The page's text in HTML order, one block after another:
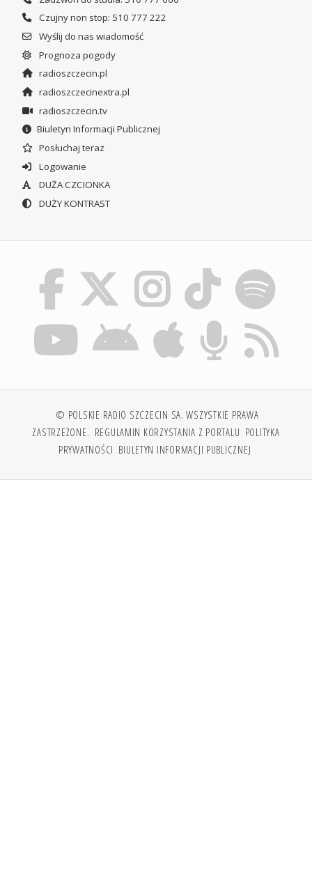
Czujny non stop: 510 777 222
Wyślij do nas wiadomość
Prognoza pogody
radioszczecin.pl
radioszczecinextra.pl
radioszczecin.tv
Biuletyn Informacji Publicznej
Posłuchaj teraz
Logowanie
DUŻA CZCIONKA
DUŻY KONTRAST
© POLSKIE RADIO SZCZECIN SA. WSZYSTKIE PRAWA
ZASTRZEŻONE. REGULAMIN KORZYSTANIA Z PORTALU POLITYKA
PRYWATNOŚCI BIULETYN INFORMACJI PUBLICZNEJ